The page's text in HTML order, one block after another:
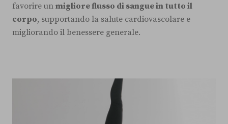
favorire un migliore flusso di sangue in tutto il
corpo, supportando la salute cardiovascolare e
migliorando il benessere generale.